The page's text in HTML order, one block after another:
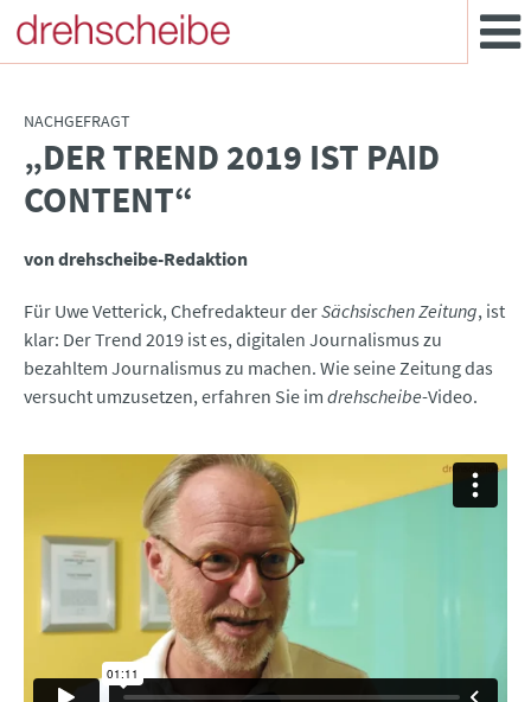
NACHGEFRAGT
„DER TREND 2019 IST PAID
CONTENT“
von drehscheibe-Redaktion
Für Uwe Vetterick, Chefredakteur derSächsischen Zeitung, ist
klar: Der Trend 2019 ist es, digitalen Journalismus zu
bezahltem Journalismus zu machen. Wie seine Zeitung das
versucht umzusetzen, erfahren Sie im drehscheibe-Video.